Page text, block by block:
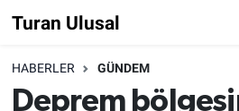
Turan Ulusal
HABERLER GÜNDEM
Deprem